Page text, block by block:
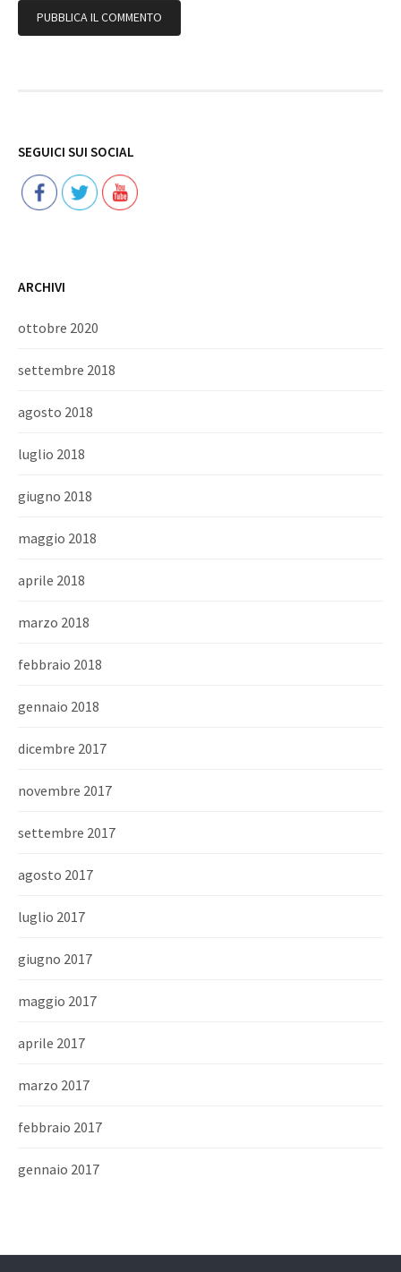
SEGUICI SUI SOCIAL
ARCHIVI
ottobre 2020
settembre 2018
agosto 2018
luglio 2018
giugno 2018
maggio 2018
aprile 2018
marzo 2018
febbraio 2018
gennaio 2018
dicembre 2017
novembre 2017
settembre 2017
agosto 2017
luglio 2017
giugno 2017
maggio 2017
aprile 2017
marzo 2017
febbraio 2017
gennaio 2017